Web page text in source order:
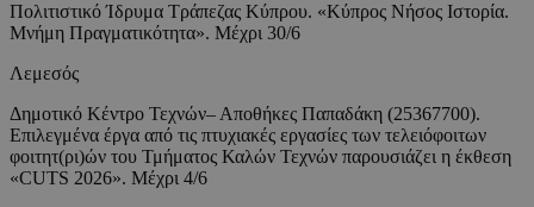
Πολιτιστικό Ίδρυμα Τράπεζας Κύπρου. «Κύπρος Νήσος Ιστορία.
Μνήμη Πραγματικότητα». Μέχρι 30/6
Λεμεσός
Δημοτικό Κέντρο Τεχνών– Αποθήκες Παπαδάκη (25367700).
Επιλεγμένα έργα από τις πτυχιακές εργασίες των τελειόφοιτων
φοιτητ(ρι)ών του Τμήματος Καλών Τεχνών παρουσιάζει η έκθεση
«CUTS 2026». Μέχρι 4/6